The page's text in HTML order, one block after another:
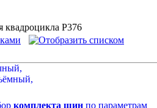
квадроцикла
P376
комплекта шинпо параметрам